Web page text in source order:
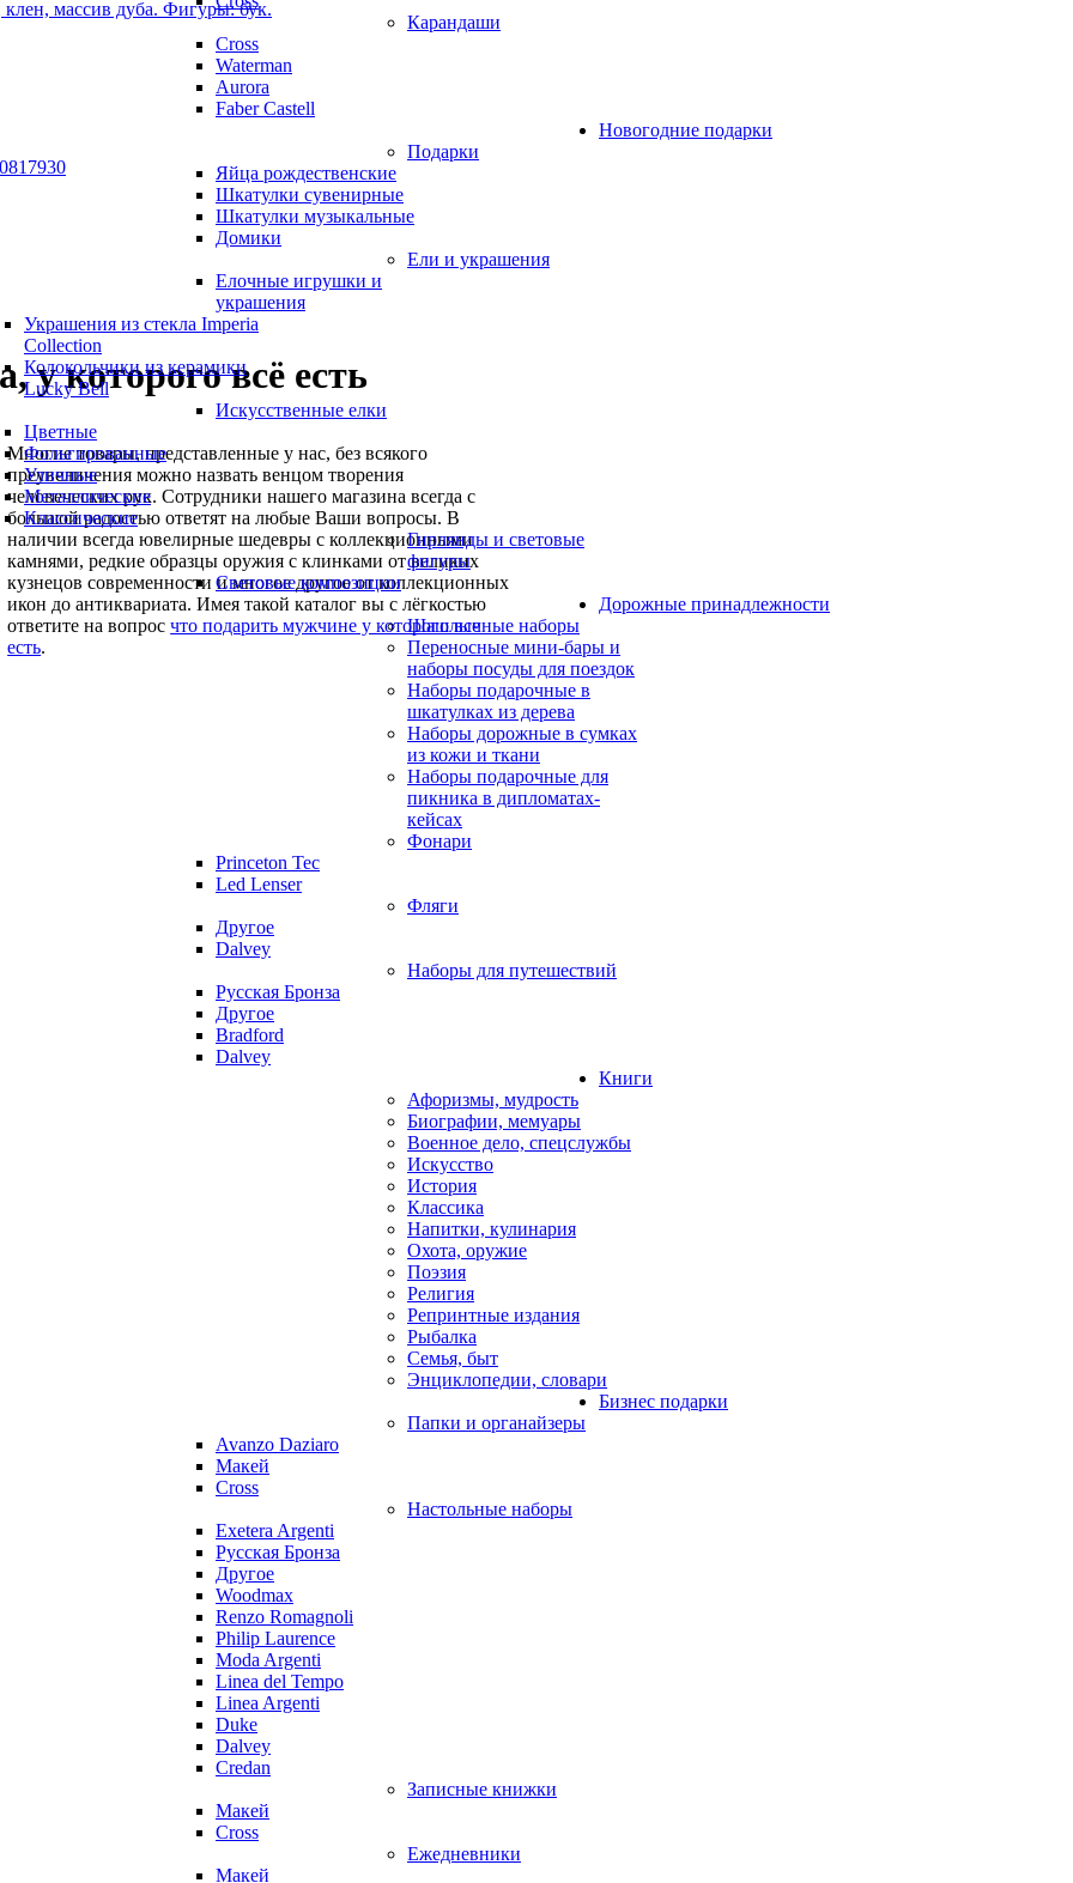
массив дуба. Фигуры: бук.
у которого всё есть
Многие товары, представленные у нас, без всякого
преувеличения можно назвать венцом творения
человеческих рук. Сотрудники нашего магазина всегда с
большой радостью ответят на любые Ваши вопросы. В
наличии всегда ювелирные шедевры с коллекционными
камнями, редкие образцы оружия с клинками от великих
кузнецов современности и многое другое от коллекционных
икон до антиквариата. Имея такой каталог вы с лёгкостью
ответите на вопросчто подарить мужчине у которого все
есть.
Карандаши
Cross
Waterman
Aurora
Faber Castell
Новогодние подарки
Подарки
Яйца рождественские
Шкатулки сувенирные
Шкатулки музыкальные
Домики
Ели и украшения
Елочные игрушки и
украшения
Украшения из стекла Imperia
Collection
Колокольчики из керамики
Lucky Bell
Искусственные елки
Цветные
Фольгированные
Уличные
Металлические
Классические
Гирлянды и световые
фигуры
Световые композиции
Дорожные принадлежности
Шашлычные наборы
Переносные мини-бары и
наборы посуды для поездок
Наборы подарочные в
шкатулках из дерева
Наборы дорожные в сумках
из кожи и ткани
Наборы подарочные для
пикника в дипломатах-
кейсах
Фонари
Princeton Tec
Led Lenser
Фляги
Другое
Dalvey
Наборы для путешествий
Русская Бронза
Другое
Bradford
Dalvey
Книги
Афоризмы, мудрость
Биографии, мемуары
Военное дело, спецслужбы
Искусство
История
Классика
Напитки, кулинария
Охота, оружие
Поэзия
Религия
Репринтные издания
Рыбалка
Семья, быт
Энциклопедии, словари
Бизнес подарки
Папки и органайзеры
Avanzo Daziaro
Макей
Cross
Настольные наборы
Exetera Argenti
Русская Бронза
Другое
Woodmax
Renzo Romagnoli
Philip Laurence
Moda Argenti
Linea del Tempo
Linea Argenti
Duke
Dalvey
Credan
Записные книжки
Макей
Cross
Ежедневники
Макей